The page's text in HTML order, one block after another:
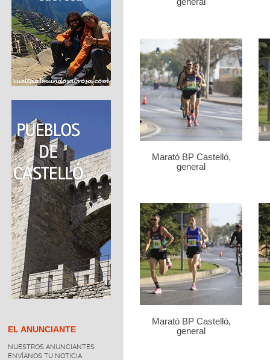
EL ANUNCIANTE
NUESTROS ANUNCIANTES
ENVÍANOS TU NOTICIA
Marató BP Castelló,
general
Marató BP Castelló,
general